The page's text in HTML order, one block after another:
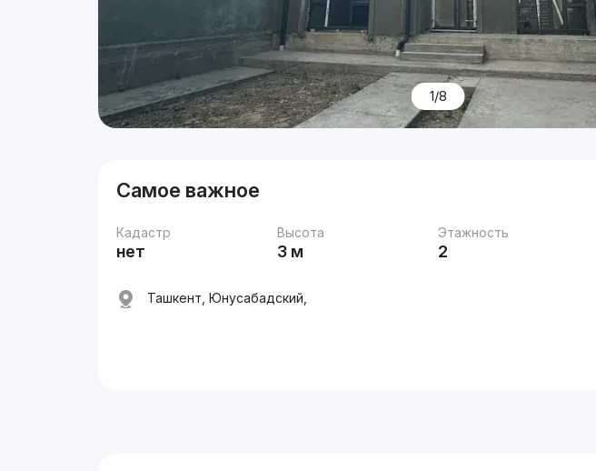
1/8
Самое важное
Кадастр
нет
Высота
3 м
Этажность
2
Ташкент, Юнусабадский,